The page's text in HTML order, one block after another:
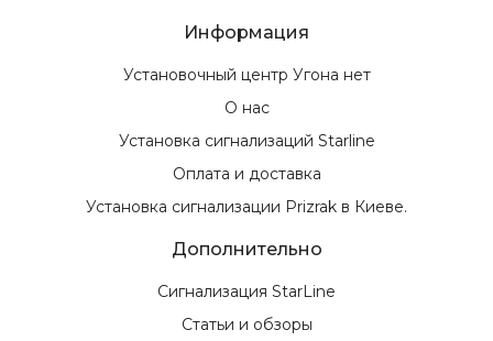
Информация
Установочный центр Угона нет
О нас
Установка сигнализаций Starline
Оплата и доставка
Установка сигнализации Prizrak в Киеве.
Дополнительно
Сигнализация StarLine
Статьи и обзоры